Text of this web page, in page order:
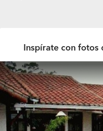
Inspírate con fotos